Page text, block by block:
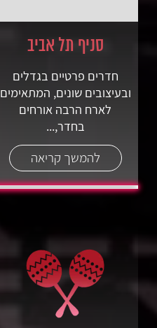
סניף תל אביב
חדרים פרטיים בגדלים
ובעיצובים שונים, המתאימים
לארח הרבה אורחים
בחדר,...
להמשך קריאה